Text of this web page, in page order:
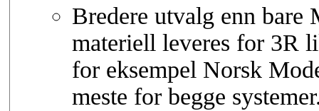
Bredere utvalg enn
materiell leveres for 3R
for eksempel Norsk
meste for begge